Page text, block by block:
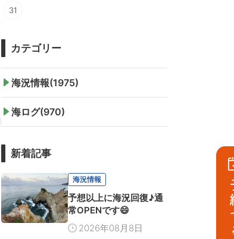
31
カテゴリー
海況情報(1975)
海ログ(970)
新着記事
海況情報
予想以上に海況回復♪通
常OPENです😄
2026年08月8日